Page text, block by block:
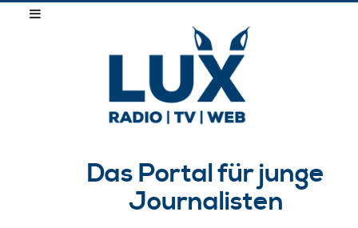
Das Portal für junge
Journalisten